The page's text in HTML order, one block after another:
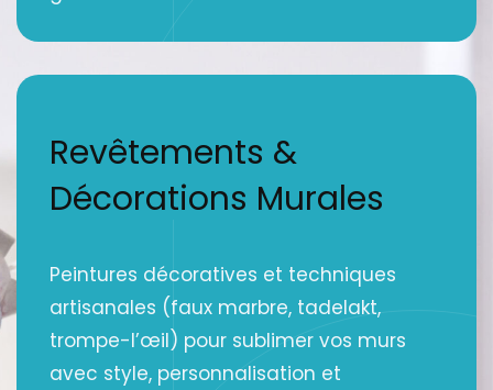
Revêtements &
Décorations Murales
Peintures décoratives et techniques
artisanales (faux marbre, tadelakt,
trompe-l’œil) pour sublimer vos murs
avec style, personnalisation et